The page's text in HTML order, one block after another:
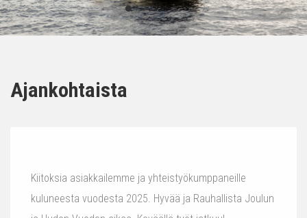
Ajankohtaista
Kiitoksia asiakkailemme ja yhteistyökumppaneille
kuluneesta vuodesta 2025. Hyvää ja Rauhallista Joulun